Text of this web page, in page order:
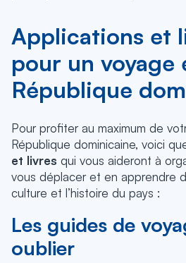
Applications et
pour un voyage
République
Pour profiter au maximum de
République dominicaine, voici
et livres qui vous aideront à
vous déplacer et en apprendre
culture et l’histoire du pays :
Les guides de
oublier